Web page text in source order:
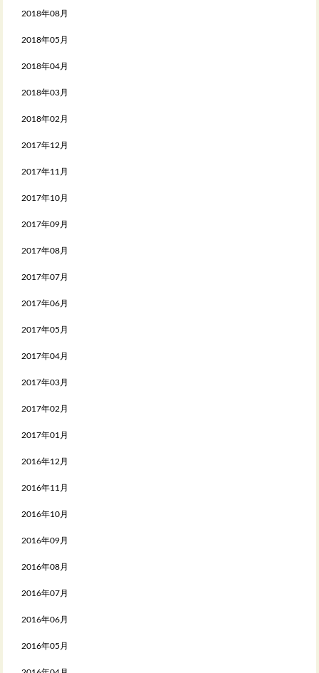
2018年08月
2018年05月
2018年04月
2018年03月
2018年02月
2017年12月
2017年11月
2017年10月
2017年09月
2017年08月
2017年07月
2017年06月
2017年05月
2017年04月
2017年03月
2017年02月
2017年01月
2016年12月
2016年11月
2016年10月
2016年09月
2016年08月
2016年07月
2016年06月
2016年05月